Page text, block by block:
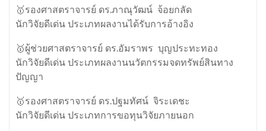
🥇รองศาสตราจารย์ ดร.ภาณุวัฒน์ จ้อยกลัด
นักวิจัยดีเด่น ประเภทผลงานได้รับการอ้างอิง
🥇ผู้ช่วยศาสตราจารย์ ดร.อัมราพร บุญประทะทอง
นักวิจัยดีเด่น ประเภทผลงานนวัตกรรมจดทรัพย์สินทาง
ปัญญา
🥇รองศาสตราจารย์ ดร.ปฐมทัศน์ จิระเดชะ
นักวิจัยดีเด่น ประเภทการขอทุนวิจัยภายนอก